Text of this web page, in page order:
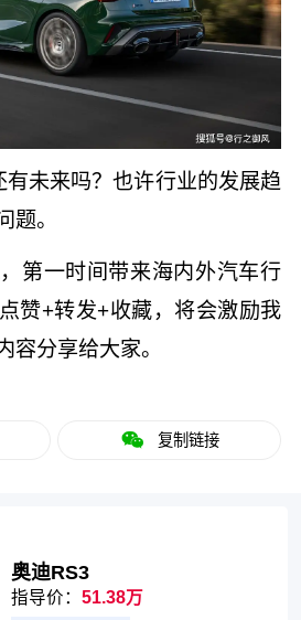
未来吗？也许行业的发展趋
题。
第一时间带来海内外汽车行
赞+转发+收藏，将会激励我
容分享给大家。
复制链接
奥迪RS3
指导价：51.38万